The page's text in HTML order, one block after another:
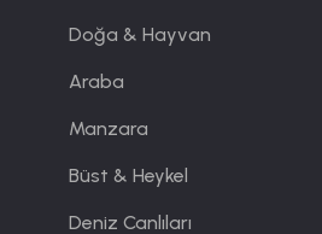
Doğa & Hayvan
Araba
Manzara
Büst & Heykel
Deniz Canlıları